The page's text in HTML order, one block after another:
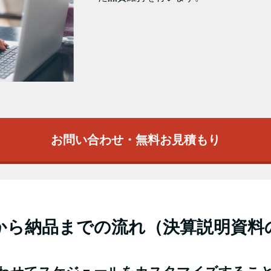
お問い合わせ・無料お見積もり
ら納品までの流れ（決算説明資料